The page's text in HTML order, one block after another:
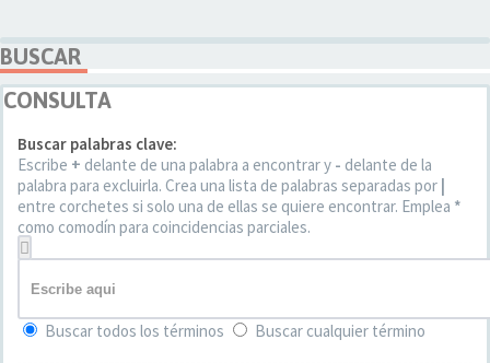
BUSCAR
CONSULTA
Buscar palabras clave:
Escribe + delante de una palabra a encontrar y - delante de la
palabra para excluirla. Crea una lista de palabras separadas por
entre corchetes si solo una de ellas se quiere encontrar. Emplea *
como comodín para coincidencias parciales.
Buscar todos los términos Buscar cualquier término